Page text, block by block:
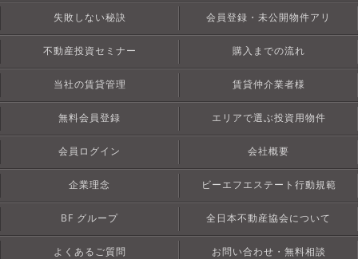
失敗しない秘訣 会員登録・未公開物件アリ
不動産投資セミナー 購入までの流れ
当社の賃貸管理 賃貸仲介業者様
無料会員登録 エリアで選ぶ投資用物件
会員ログイン 会社概要
企業理念 ビーエフエステート行動規範
BF グループ 全日本不動産協会について
よくあるご質問 お問い合わせ・無料相談